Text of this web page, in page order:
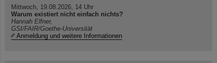
Mittwoch, 19.08.2026, 14 Uhr
Warum existiert nicht einfach nichts?
Hannah Elfner,
GSI/FAIR/Goethe-Universität
Anmeldung und weitere Informationen